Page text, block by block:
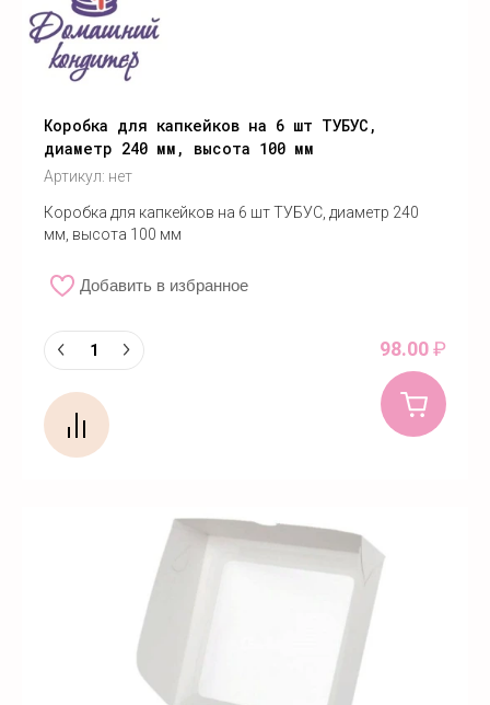
Коробка для капкейков на 6 шт ТУБУС,
диаметр 240 мм, высота 100 мм
Артикул: нет
Коробка для капкейков на 6 шт ТУБУС, диаметр 240
мм, высота 100 мм
Добавить в избранное
98.00₽